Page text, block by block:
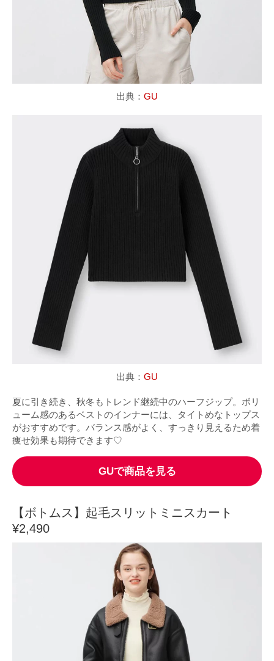
出典： GU
出典： GU
夏に引き続き、秋冬もトレンド継続中のハーフジップ。ボリ
ューム感のあるベストのインナーには、タイトめなトップス
がおすすめです。バランス感がよく、すっきり見えるため着
痩せ効果も期待できます♡
GUで商品を見る
【ボトムス】起毛スリットミニスカート
¥2,490